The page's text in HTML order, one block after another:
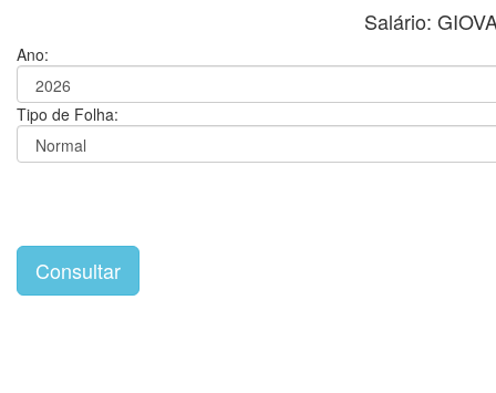
Salário:
Ano:
Tipo de Folha: